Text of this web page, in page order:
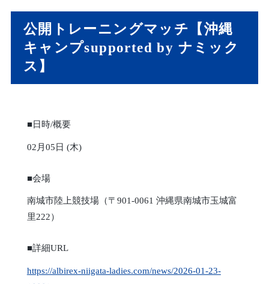
公開トレーニングマッチ【沖縄
キャンプsupported by ナミック
ス】
■日時/概要
02月05日 (木)
■会場
南城市陸上競技場（〒901-0061 沖縄県南城市玉城富
里222）
■詳細URL
https://albirex-niigata-ladies.com/news/2026-01-23-